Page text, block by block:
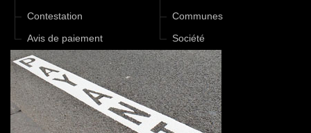
Contestation
Avis de paiement
Communes
Société